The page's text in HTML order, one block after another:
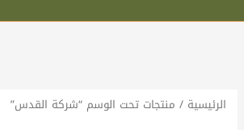
الرئيسية / منتجات تحت الوسم “شركة القدس”